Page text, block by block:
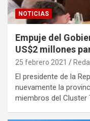
NOTICIAS
Empuje del
US$2 millones
25 febrero 2021
El presidente de la
nuevamente la
miembros del Cluster